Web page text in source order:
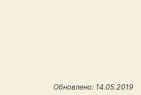
Обновлено: 14.05.2019